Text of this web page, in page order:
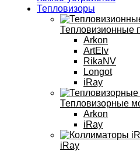
Тепловизоры
Тепловизионные
Arkon
ArtElv
RikaNV
Longot
iRay
Тепловизорные
Arkon
iRay
iRay